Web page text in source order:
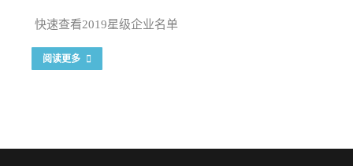
快速查看2019星级企业名单
阅读更多